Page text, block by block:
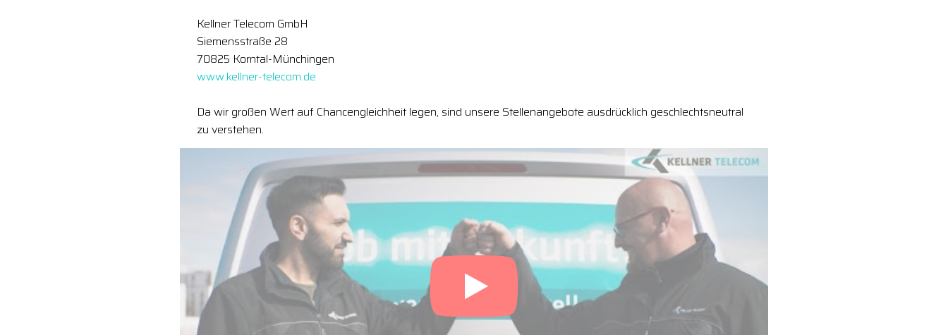
Kellner Telecom GmbH
Siemensstraße 28
70825 Korntal-Münchingen
www.kellner-telecom.de
Da wir großen Wert auf Chancengleichheit legen, sind unsere Stellenangebote ausdrücklich geschlechtsneutral
zu verstehen.